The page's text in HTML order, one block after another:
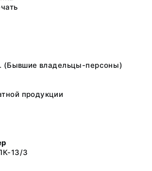
(Бывшие владельцы-персоны)
продукции
13/3